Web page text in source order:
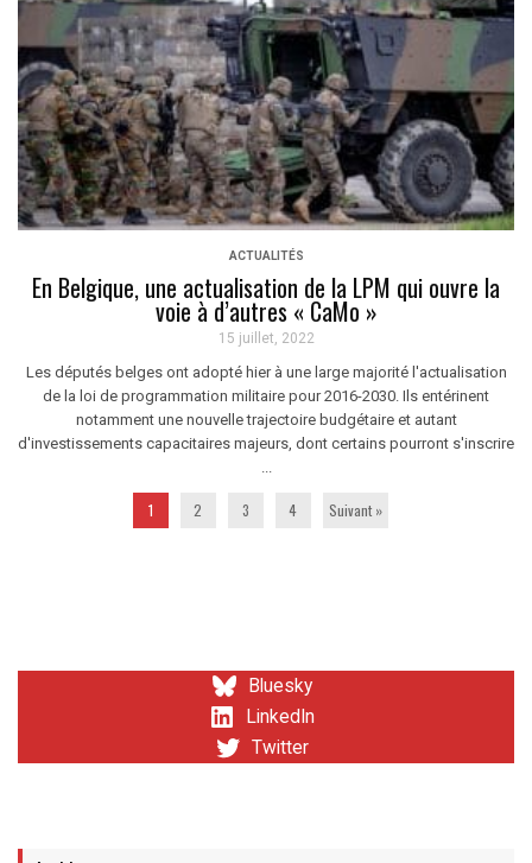
ACTUALITÉS
En Belgique, une actualisation de la LPM qui ouvre la
voie à d’autres « CaMo »
15 juillet, 2022
Les députés belges ont adopté hier à une large majorité l'actualisation
de la loi de programmation militaire pour 2016-2030. Ils entérinent
notamment une nouvelle trajectoire budgétaire et autant
d'investissements capacitaires majeurs, dont certains pourront s'inscrire
1 2 3 4 Suivant »
Bluesky
LinkedIn
Twitter